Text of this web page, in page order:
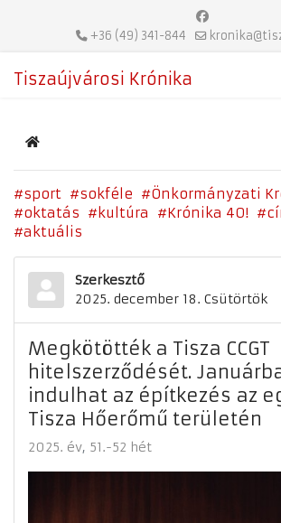
+36 (49) 341-844
Tiszaújvárosi Krónika
Home
sport sokféle
Önkormányzati
oktatás
kultúra Krónika 40!
aktuális
Szerkesztő
2025. december 18. Csütörtök
Megkötötték a Tisza CCGT
hitelszerződését.
indulhat az építkezés az
Tisza Hőerőmű területén
2025. év 51.-52 hét